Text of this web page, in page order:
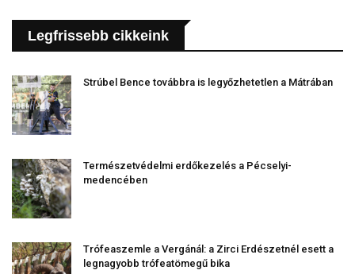
Legfrissebb cikkeink
Strúbel Bence továbbra is legyőzhetetlen a Mátrában
Természetvédelmi erdőkezelés a Pécselyi-
medencében
Trófeaszemle a Vergánál: a Zirci Erdészetnél esett a
legnagyobb trófeatömegű bika